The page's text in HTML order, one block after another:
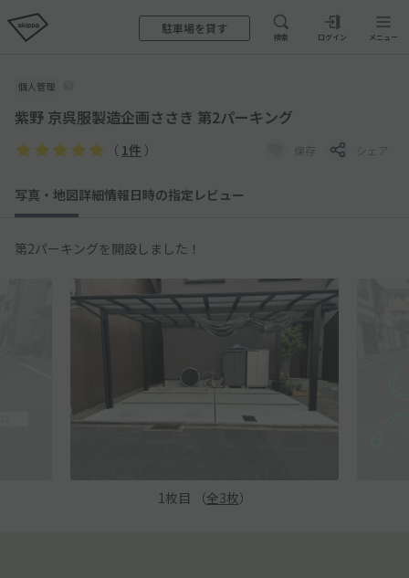
駐車場を貸す
検索 ログイン メニュー
個人管理
紫野 京呉服製造企画ささき 第2パーキング
（ 1件 ） 保存 シェア
写真・地図詳細情報日時の指定 レビュー
第2パーキングを開設しました！
1 枚目 （全3枚）